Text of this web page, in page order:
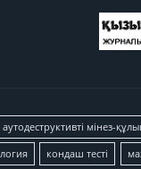
аутодеструктивті мінез-
кондаш тесті